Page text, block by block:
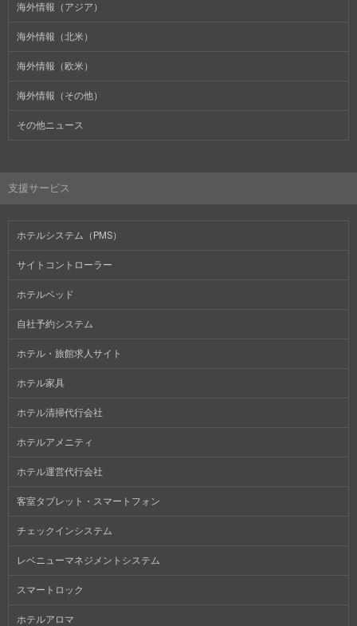
海外情報（アジア）
海外情報（北米）
海外情報（欧米）
海外情報（その他）
その他ニュース
支援サービス
ホテルシステム（PMS）
サイトコントローラー
ホテルベッド
自社予約システム
ホテル・旅館求人サイト
ホテル家具
ホテル清掃代行会社
ホテルアメニティ
ホテル運営代行会社
客室タブレット・スマートフォン
チェックインシステム
レベニューマネジメントシステム
スマートロック
ホテルアロマ